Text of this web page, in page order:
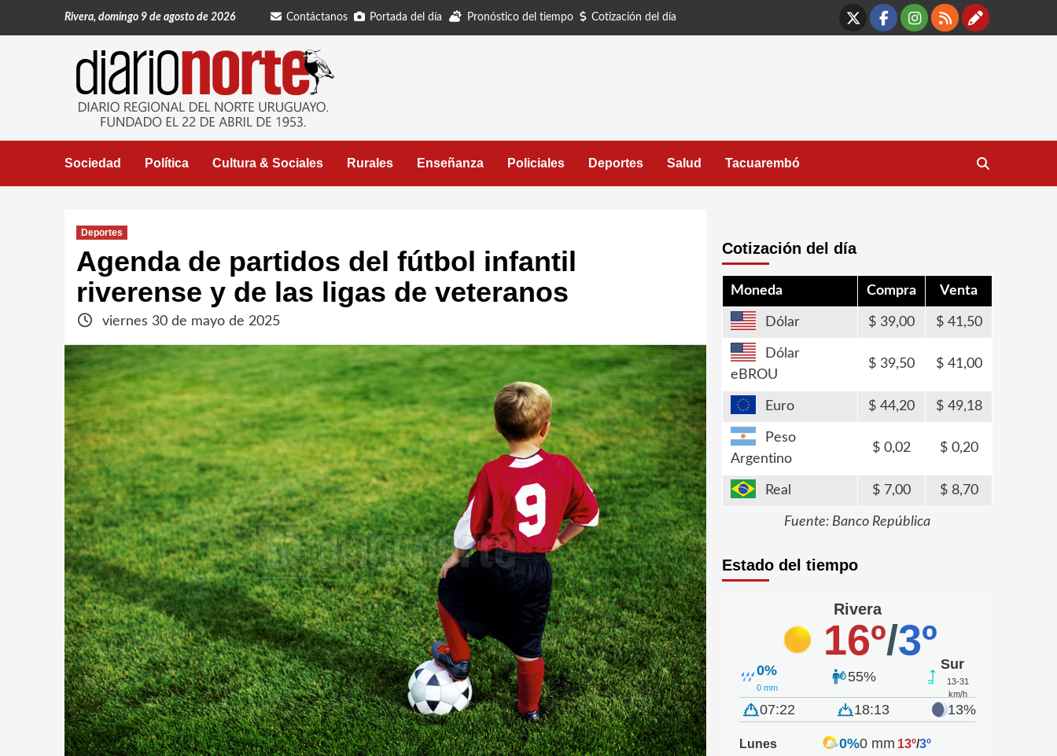
Rivera, domingo 9 de agosto de 2026 Contáctanos Portada del día Pronóstico del tiempo Cotización del día
X Facebook
Instagram
RSS
Sociedad Política Cultura & Sociales Rurales Enseñanza Policiales Deportes Salud Tacuarembó
Deportes
Agenda de partidos del fútbol infantil
riverense y de las ligas de veteranos
viernes 30 de mayo de 2025
Cotización del día
Moneda Compra Venta
Dólar 39,00 41,50
Dólar
eBROU
39,50 41,00
Euro 44,20 49,18
Peso
Argentino
0,02 0,20
Real 7,00 8,70
Fuente: Banco República
Estado del tiempo
Rivera
16º/3º
0%
0 mm
55%
Sur
13-31
km/h
07:22 18:13 13%
Lunes 0%0 mm 13º/3º